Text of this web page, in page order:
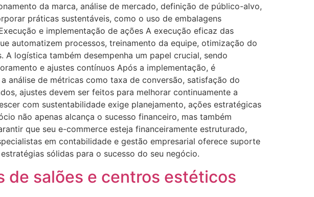
da marca, análise de mercado, definição de público-alvo,
práticas sustentáveis, como o uso de embalagens
e implementação de ações A execução eficaz das
automatizem processos, treinamento da equipe, otimização do
logística também desempenha um papel crucial, sendo
e ajustes contínuos Após a implementação, é
análise de métricas como taxa de conversão, satisfação do
ajustes devem ser feitos para melhorar continuamente a
com sustentabilidade exige planejamento, ações estratégicas
não apenas alcança o sucesso financeiro, mas também
que seu e-commerce esteja financeiramente estruturado,
em contabilidade e gestão empresarial oferece suporte
sólidas para o sucesso do seu negócio.
de salões e centros estéticos